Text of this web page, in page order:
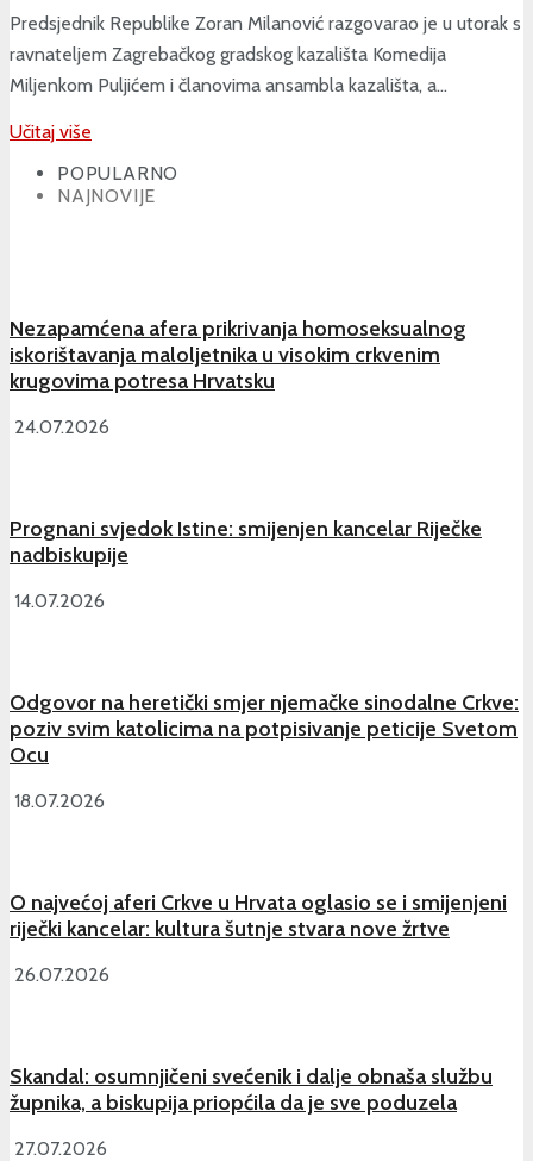
Predsjednik Republike Zoran Milanović razgovarao je u utorak s
ravnateljem Zagrebačkog gradskog kazališta Komedija
Miljenkom Puljićem i članovima ansambla kazališta, a...
Učitaj više
POPULARNO
NAJNOVIJE
Nezapamćena afera prikrivanja homoseksualnog
iskorištavanja maloljetnika u visokim crkvenim
krugovima potresa Hrvatsku
24.07.2026
Prognani svjedok Istine: smijenjen kancelar Riječke
nadbiskupije
14.07.2026
Odgovor na heretički smjer njemačke sinodalne Crkve:
poziv svim katolicima na potpisivanje peticije Svetom
Ocu
18.07.2026
O najvećoj aferi Crkve u Hrvata oglasio se i smijenjeni
riječki kancelar: kultura šutnje stvara nove žrtve
26.07.2026
Skandal: osumnjičeni svećenik i dalje obnaša službu
župnika, a biskupija priopćila da je sve poduzela
27.07.2026